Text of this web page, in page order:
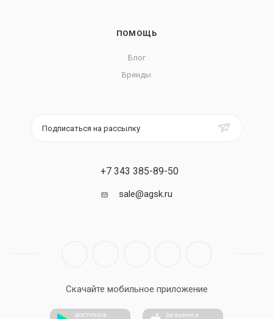
ПОМОЩЬ
Блог
Бренды
Подписаться на рассылку
+7 343 385-89-50
sale@agsk.ru
Скачайте мобильное приложение